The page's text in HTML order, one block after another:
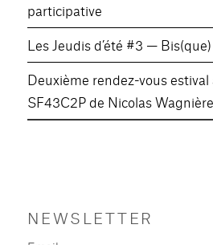
participative
Les Jeudis d’été #3 —
Deuxième rendez-vous
SF43C2P de Nicolas
NEWSLETTER